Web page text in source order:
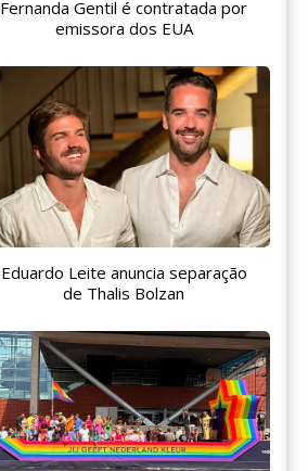
Fernanda Gentil é contratada por
emissora dos EUA
Eduardo Leite anuncia separação
de Thalis Bolzan